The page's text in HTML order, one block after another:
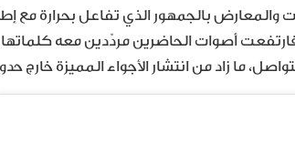
والمعارض بالجمهور الذي تفاعل بحرارة مع
فارتفعت أصوات الحاضرين مردّدين معه
ما زاد من انتشار الأجواء المميزة خارج